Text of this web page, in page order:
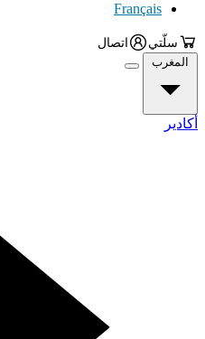
Français
سلّتي اتصال
المغرب
أكادير